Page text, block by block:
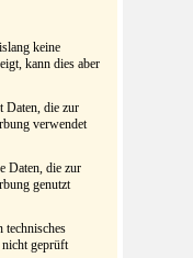
keine
kann dies aber
Daten, die zur
verwendet
Daten, die zur
genutzt
technisches
geprüft